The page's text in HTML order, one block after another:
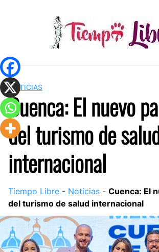
NOTICIAS
Cuenca: El nuevo
del turismo de
internacional
Tiempo Libre - Noticias - Cuenca: El
del turismo de salud internacional